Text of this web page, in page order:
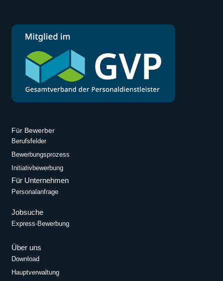
Für Bewerber
Berufsfelder
Bewerbungsprozess
Initiativbewerbung
Für Unternehmen
Personalanfrage
Jobsuche
Express-Bewerbung
Über uns
Download
Hauptverwaltung